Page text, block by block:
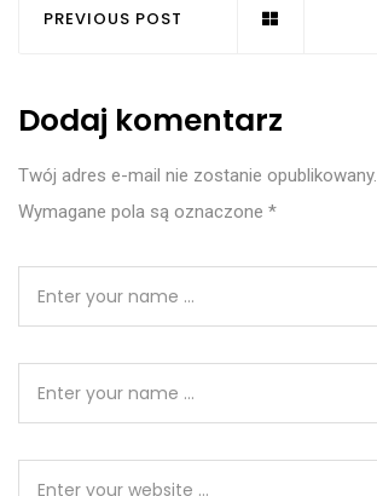
PREVIOUS POST
Dodaj komentarz
Twój adres e-mail nie zostanie opublikowany.
Wymagane pola są oznaczone *